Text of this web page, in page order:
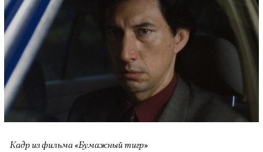
Кадр из фильма «Бумажный тигр»